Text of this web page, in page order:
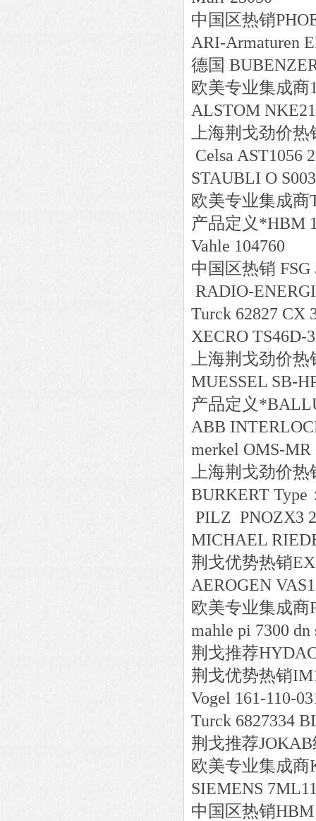
中国区热销
ARI-Armaturen
德国
欧美专业集成商
ALSTOM
上海荆戈劲价热
Celsa AST1056
STAUBLI O
欧美专业集成商
产品定义*HBM
Vahle 104760
中国区热销 FSG
RADIO-
Turck 62827 CX
XECRO TS46D-
上海荆戈劲价热
MUESSEL SB-
产品定义
ABB
merkel OMS-
上海荆戈劲价
BURKERT Type
PILZ PNOZX3
MICHAEL
荆戈优势热销
AEROGEN
欧美专业集成商
mahle pi 7300 dn
荆戈推荐
荆戈优势热销
Vogel 161-110-
Turck 6827334
荆戈推荐JOKAB
欧美专业集成
SIEMENS
中国区热销